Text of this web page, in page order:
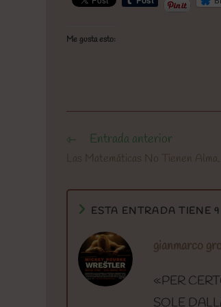
Me gusta esto:
Leer
artículos
Entrada anterior
Las Matemáticas No Tienen
ESTA ENTRADA TIENE
gianmarco
«PER
SOLE